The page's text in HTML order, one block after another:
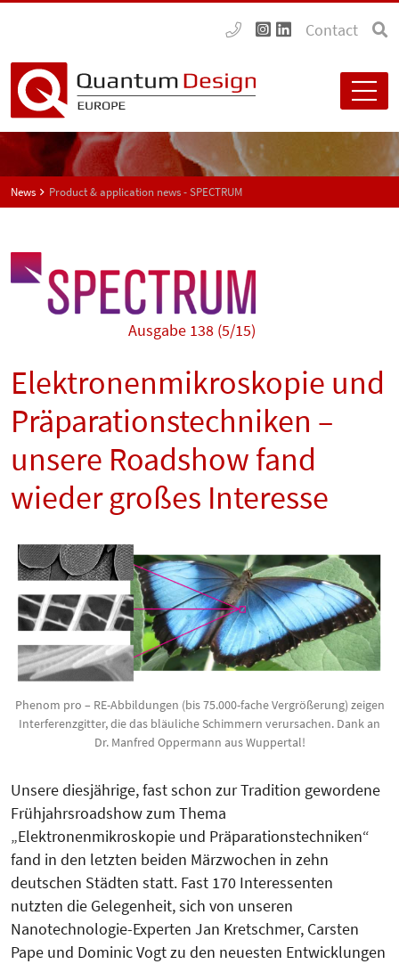
Contact
News Product & application news - SPECTRUM
Ausgabe 138 (5/15)
Elektronenmikroskopie und
Präparationstechniken –
unsere Roadshow fand
wieder großes Interesse
Phenom pro – RE-Abbildungen (bis 75.000-fache Vergrößerung) zeigen
Interferenzgitter, die das bläuliche Schimmern verursachen. Dank an
Dr. Manfred Oppermann aus Wuppertal!
Unsere diesjährige, fast schon zur Tradition gewordene
Frühjahrsroadshow zum Thema
„Elektronenmikroskopie und Präparationstechniken“
fand in den letzten beiden Märzwochen in zehn
deutschen Städten statt. Fast 170 Interessenten
nutzten die Gelegenheit, sich von unseren
Nanotechnologie-Experten Jan Kretschmer, Carsten
Pape und Dominic Vogt zu den neuesten Entwicklungen